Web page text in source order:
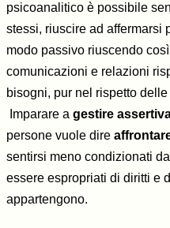
psicoanalitico è possibile
stessi, riuscire ad affermarsi
modo passivo riuscendo
comunicazioni e relazioni
bisogni, pur nel rispetto
Imparare a gestire
persone vuole dire
sentirsi meno condizionati
essere espropriati di diritti e
appartengono.